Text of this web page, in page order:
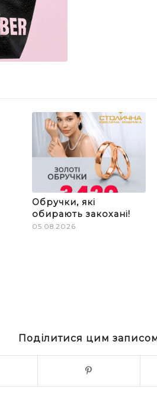
Обручки, які
обирають закохані!
05.08.2026
Поділитися цим